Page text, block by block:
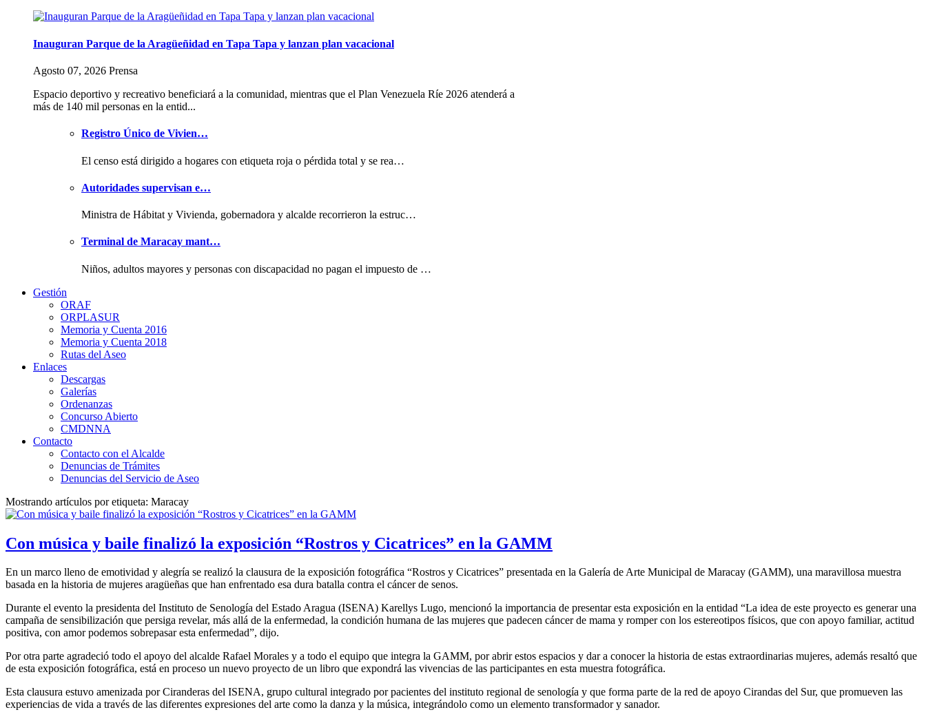
Inauguran Parque de la Aragüeñidad en Tapa Tapa y lanzan plan vacacional
Agosto 07, 2026 Prensa
Espacio deportivo y recreativo beneficiará a la comunidad, mientras que el Plan Venezuela Ríe 2026 atenderá a
más de 140 mil personas en la entid...
Registro Único de Vivien…
El censo está dirigido a hogares con etiqueta roja o pérdida total y se rea…
Autoridades supervisan e…
Ministra de Hábitat y Vivienda, gobernadora y alcalde recorrieron la estruc…
Terminal de Maracay mant…
Niños, adultos mayores y personas con discapacidad no pagan el impuesto de …
Gestión
ORAF
ORPLASUR
Memoria y Cuenta 2016
Memoria y Cuenta 2018
Rutas del Aseo
Enlaces
Descargas
Galerías
Ordenanzas
Concurso Abierto
CMDNNA
Contacto
Contacto con el Alcalde
Denuncias de Trámites
Denuncias del Servicio de Aseo
Mostrando artículos por etiqueta: Maracay
Con música y baile finalizó la exposición “Rostros y Cicatrices” en la GAMM
En un marco lleno de emotividad y alegría se realizó la clausura de la exposición fotográfica “Rostros y Cicatrices” presentada en la Galería de Arte Municipal de Maracay (GAMM), una maravillosa muestra
basada en la historia de mujeres aragüeñas que han enfrentado esa dura batalla contra el cáncer de senos.
Durante el evento la presidenta del Instituto de Senología del Estado Aragua (ISENA) Karellys Lugo, mencionó la importancia de presentar esta exposición en la entidad “La idea de este proyecto es generar una
campaña de sensibilización que persiga revelar, más allá de la enfermedad, la condición humana de las mujeres que padecen cáncer de mama y romper con los estereotipos físicos, que con apoyo familiar, actitud
positiva, con amor podemos sobrepasar esta enfermedad”, dijo.
Por otra parte agradeció todo el apoyo del alcalde Rafael Morales y a todo el equipo que integra la GAMM, por abrir estos espacios y dar a conocer la historia de estas extraordinarias mujeres, además resaltó que
de esta exposición fotográfica, está en proceso un nuevo proyecto de un libro que expondrá las vivencias de las participantes en esta muestra fotográfica.
Esta clausura estuvo amenizada por Ciranderas del ISENA, grupo cultural integrado por pacientes del instituto regional de senología y que forma parte de la red de apoyo Cirandas del Sur, que promueven las
experiencias de vida a través de las diferentes expresiones del arte como la danza y la música, integrándolo como un elemento transformador y sanador.